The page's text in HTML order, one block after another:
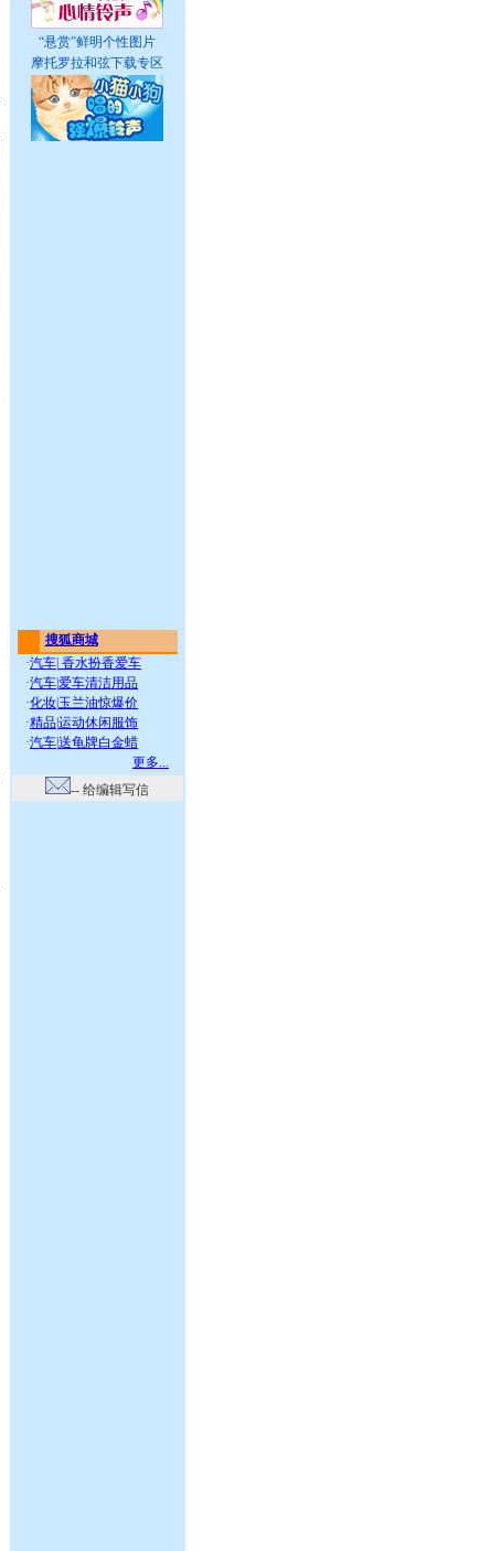
“悬赏”鲜明个性图片
摩托罗拉和弦下载专区
搜狐商城
·汽车 香水扮香爱车
·汽车爱车清洁用品
·化妆 玉兰油惊爆价
·精品运动休闲服饰
·汽车送龟牌白金蜡
更多...
-- 给编辑写信